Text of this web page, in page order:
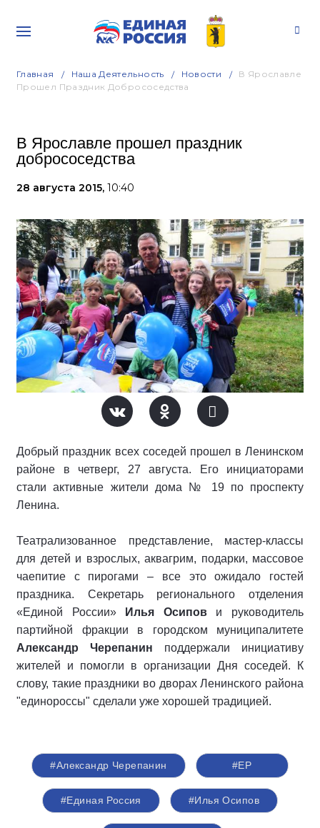
Главная Наша Деятельность Новости
В Ярославле
Прошел Праздник Добрососедства
В Ярославле прошел праздник
добрососедства
28 августа 2015, 10:40
Добрый праздник всех соседей прошел в Ленинском
районе в четверг, 27 августа. Его инициаторами
стали активные жители дома № 19 по проспекту
Ленина.
Театрализованное представление, мастер-классы
для детей и взрослых, аквагрим, подарки, массовое
чаепитие с пирогами – все это ожидало гостей
праздника. Секретарь регионального отделения
«Единой России»
Илья Осипови руководитель
партийной фракции в городском муниципалитете
Александр Черепанин поддержали инициативу
жителей и помогли в организации Дня соседей. К
слову, такие праздники во дворах Ленинского района
"единороссы" сделали уже хорошей традицией.
#Александр Черепанин #ЕР
#Единая Россия #Илья Осипов